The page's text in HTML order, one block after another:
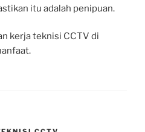
itu adalah penipuan.
kerja teknisi CCTV di